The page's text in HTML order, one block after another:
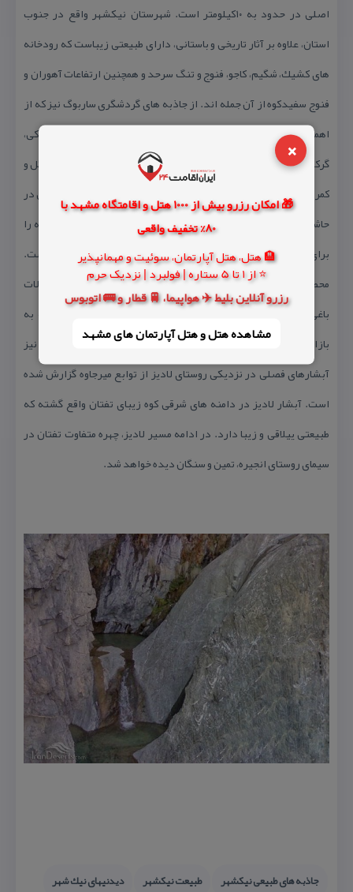
×
🎁 امکان رزرو بیش از 1000 هتل و اقامتگاه مشهد با
80% تخفیف واقعی
🏨 هتل، هتل آپارتمان، سوئیت و مهمانپذیر
⭐ از 1 تا 5 ستاره | فولبرد | نزدیک حرم
رزرو آنلاین بلیط ✈️ هواپیما، 🚆 قطار و 🚌 اتوبوس
مشاهده هتل و هتل‌ آپارتمان های مشهد
اصلی در حدود به ۱۰كیلومتر است. شهرستان نیكشهر واقع در جنوب
استان، علاوه بر آثار تاریخی و باستانی، دارای طبیعتی زیباست كه رودخانه
های كشیك، شگیم، كاجو، فنوج و تنگ سرحد و همچنین ارتفاعات آهوران و
فنوج سفیدكوه از آن جمله اند. از جاذبه های گردشگری ساربوگ نیز كه از
اهمیت خاصی برخورداند می توان به آبشار طبیعی آبند، گزدان، سهاكی،
گركور، نابئین، تنك، ندانی شیپ، جنگل های طبیعی چات سر، لد، مچ جنگل و
كمر پشت اشاره كرد. زمین های كشاورزی این ناحیه به علت قرار گرفتن در
حاشیه رودخانه كاجو و وجود خاك بسیار حاصلخیز و هوای مناسب، زمینه را
برای كاشت بسیاری محصولات كشاورزی باغی و زراعی فراهم نموده است.
محصولات متنوعی چون برنج، یونجه، باقلا، شبدر و گوجه فرنگی و محصولات
باغی شامل نارنگی، پرتقال، لیمو، انبه، زیتون و خرما در حد عرضه به
بازارهای شهرستان به عمل می آید. در مناطق شمال این استان نیز
آبشارهای فصلی در نزدیكی روستای لادیز از توابع میرجاوه گزارش شده
است. آبشار لادیز در دامنه های شرقی كوه زیبای تفتان واقع گشته كه
طبیعتی ییلاقی و زیبا دارد. در ادامه مسیر لادیز، چهره متفاوت تفتان در
سیمای روستای انجیره، تمین و سنگان دیده خواهد شد.
جاذبه های طبیعی نیكشهر طبیعت نیكشهر دیدنیهای نیك شهر